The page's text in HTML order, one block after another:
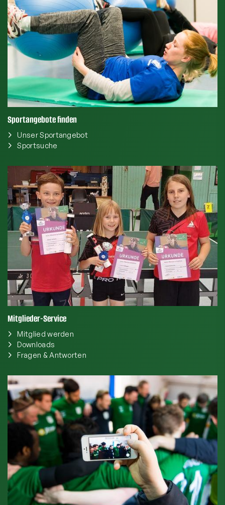
Sportangebote finden
Unser Sportangebot
Sportsuche
Mitglieder-Service
Mitglied werden
Downloads
Fragen & Antworten